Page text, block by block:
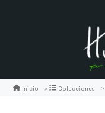
Inicio Colecciones